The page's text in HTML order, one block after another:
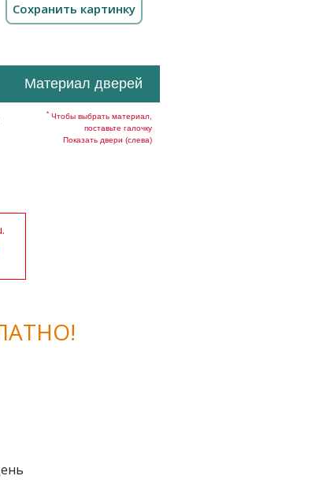
Материал дверей
* Чтобы выбрать материал,
поставьте галочку
Показать двери (слева)